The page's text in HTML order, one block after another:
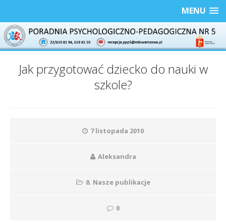
MENU
Jak przygotować dziecko do nauki w
szkole?
7 listopada 2010
Aleksandra
8. Nasze publikacje
0